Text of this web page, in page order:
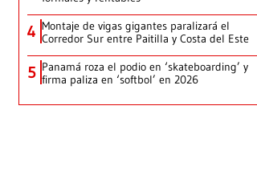
4 Montaje de vigas gigantes paralizará el
Corredor Sur entre Paitilla y Costa del Este
5 Panamá roza el podio en ‘skateboarding’ y
firma paliza en ‘softbol’ en 2026